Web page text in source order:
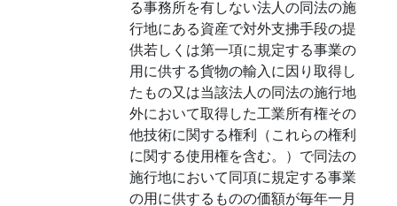
る事務所を有しない法人の同法の施
行地にある資産で対外支拂手段の提
供若しくは第一項に規定する事業の
用に供する貨物の輸入に因り取得し
たもの又は当該法人の同法の施行地
外において取得した工業所有権その
他技術に関する権利（これらの権利
に関する使用権を含む。）で同法の
施行地において同項に規定する事業
の用に供するものの価額が毎年一月